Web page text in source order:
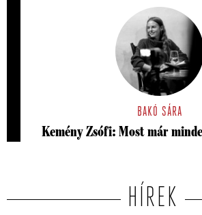
BAKÓ SÁRA
Kemény Zsófi: Most már
HÍREK